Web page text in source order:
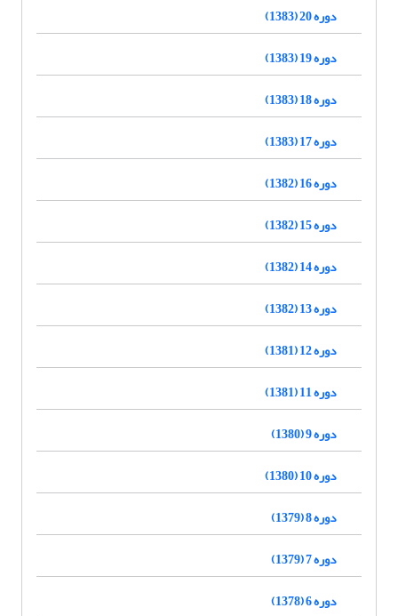
دوره 20 (1383)
دوره 19 (1383)
دوره 18 (1383)
دوره 17 (1383)
دوره 16 (1382)
دوره 15 (1382)
دوره 14 (1382)
دوره 13 (1382)
دوره 12 (1381)
دوره 11 (1381)
دوره 9 (1380)
دوره 10 (1380)
دوره 8 (1379)
دوره 7 (1379)
دوره 6 (1378)